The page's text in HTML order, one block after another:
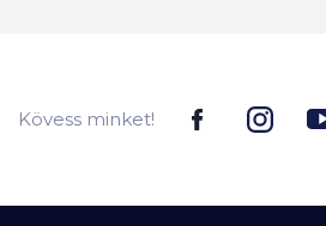
Kövess minket!